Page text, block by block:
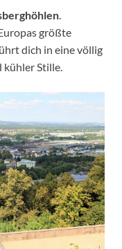
größte
dich in eine völlig
kühler Stille.